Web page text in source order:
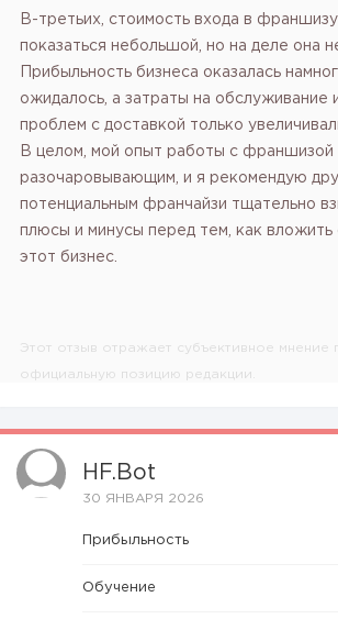
В-третьих, стоимость входа в
показаться небольшой, но на деле она
Прибыльность бизнеса оказалась
ожидалось, а затраты на обслуживание
проблем с доставкой только
В целом, мой опыт работы с
разочаровывающим, и я рекомендую
потенциальным франчайзи тщательно
плюсы и минусы перед тем, как вложить
этот бизнес.
Этот отзыв отражает субъективное мнение
официальную позицию редакции.
HF.bot
30 ЯНВАРЯ 2026
Прибыльность
Обучение